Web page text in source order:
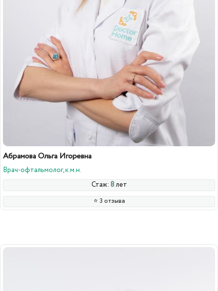
Абрамова Ольга Игоревна
Врач-офтальмолог, к.м.н.
Стаж: 8лет
⭐️ 3 отзыва